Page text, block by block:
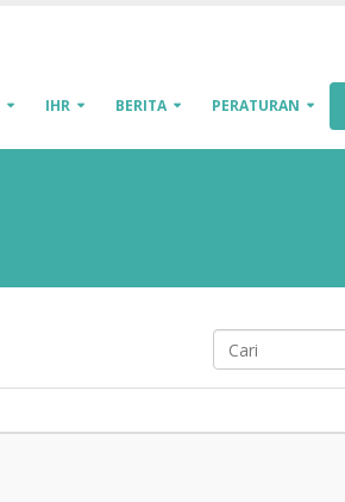
IHR BERITA PERATURAN